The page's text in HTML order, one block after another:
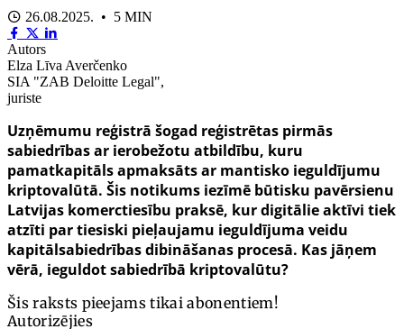
26.08.2025. • 5 MIN
Autors
Elza Līva Averčenko
SIA "ZAB Deloitte Legal",
juriste
Uzņēmumu reģistrā šogad reģistrētas pirmās
sabiedrības ar ierobežotu atbildību, kuru
pamatkapitāls apmaksāts ar mantisko ieguldījumu
kriptovalūtā. Šis notikums iezīmē būtisku pavērsienu
Latvijas komerctiesību praksē, kur digitālie aktīvi tiek
atzīti par tiesiski pieļaujamu ieguldījuma veidu
kapitālsabiedrības dibināšanas procesā. Kas jāņem
vērā, ieguldot sabiedrībā kriptovalūtu?
Šis raksts pieejams tikai abonentiem!
Autorizējies